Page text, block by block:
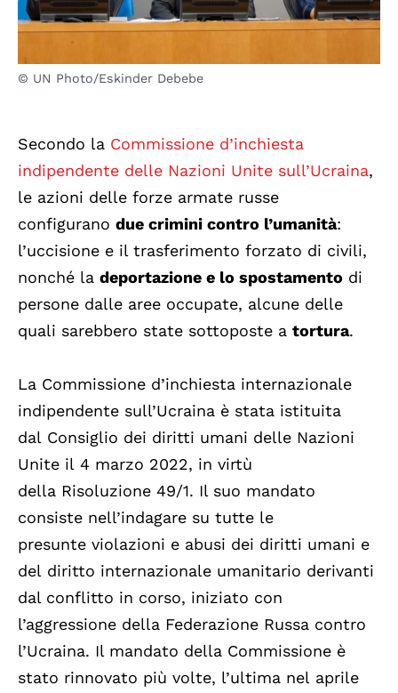
© UN Photo/Eskinder Debebe
Secondo la Commissione d’inchiesta
indipendente delle Nazioni Unite sull’Ucraina,
le azioni delle forze armate russe
configurano due crimini contro l’umanità:
l’uccisione e il trasferimento forzato di civili,
nonché la deportazione e lo spostamento di
persone dalle aree occupate, alcune delle
quali sarebbero state sottoposte a tortura.
La Commissione d’inchiesta internazionale
indipendente sull’Ucraina è stata istituita
dal Consiglio dei diritti umani delle Nazioni
Unite il 4 marzo 2022, in virtù
della Risoluzione 49/1. Il suo mandato
consiste nell’indagare su tutte le
presunte violazioni e abusi dei diritti umani e
del diritto internazionale umanitario derivanti
dal conflitto in corso, iniziato con
l’aggressione della Federazione Russa contro
l’Ucraina. Il mandato della Commissione è
stato rinnovato più volte, l’ultima nel aprile